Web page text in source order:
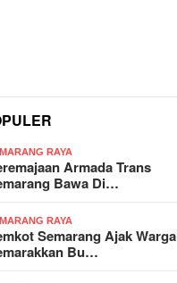
RAYA
Armada Trans
Bawa Di…
RAYA
Semarang Ajak Warga
Bu…